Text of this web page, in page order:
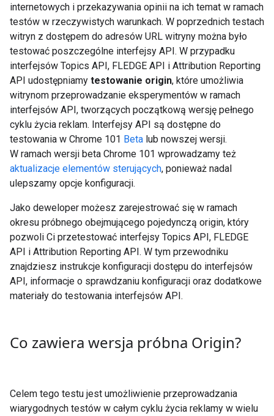
internetowych i przekazywania opinii na ich temat w ramach
testów w rzeczywistych warunkach. W poprzednich testach
witryn z dostępem do adresów URL witryny można było
testować poszczególne interfejsy API. W przypadku
interfejsów Topics API, FLEDGE API i Attribution Reporting
API udostępniamy testowanie origin, które umożliwia
witrynom przeprowadzanie eksperymentów w ramach
interfejsów API, tworzących początkową wersję pełnego
cyklu życia reklam. Interfejsy API są dostępne do
testowania w Chrome 101 Beta lub nowszej wersji.
W ramach wersji beta Chrome 101 wprowadzamy też
aktualizacje elementów sterujących, ponieważ nadal
ulepszamy opcje konfiguracji.
Jako deweloper możesz zarejestrować się w ramach
okresu próbnego obejmującego pojedynczą origin, który
pozwoli Ci przetestować interfejsy Topics API, FLEDGE
API i Attribution Reporting API. W tym przewodniku
znajdziesz instrukcje konfiguracji dostępu do interfejsów
API, informacje o sprawdzaniu konfiguracji oraz dodatkowe
materiały do testowania interfejsów API.
Co zawiera wersja próbna Origin?
Celem tego testu jest umożliwienie przeprowadzania
wiarygodnych testów w całym cyklu życia reklamy w wielu